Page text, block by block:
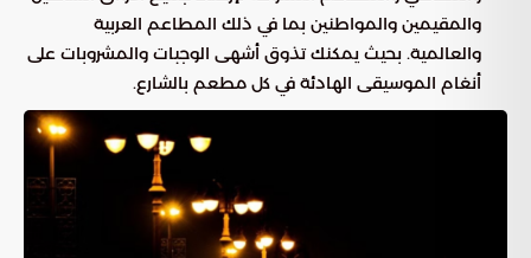
والمقيمين والمواطنين بما في ذلك المطاعم العربية
والعالمية. بحيث يمكنك تذوق أشهى الوجبات والمشروبات على
أنغام الموسيقى الهادئة في كل مطعم بالشارع.